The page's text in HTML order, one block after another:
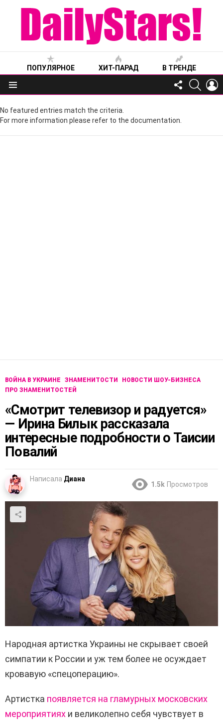
ПОПУЛЯРНОЕ ХИТ-ПАРАД В ТРЕНДЕ
Меню
FOLLOW
US
No featured entries match the criteria.
For more information please refer to the documentation.
ВОЙНА В УКРАИНЕ ЗНАМЕНИТОСТИ
НОВОСТИ ШОУ-БИЗНЕСА
ПРО ЗНАМЕНИТОСТЕЙ
«Смотрит телевизор и радуется»
— Ирина Билык рассказала
интересные подробности о Таисии
Повалий
Написала Диана
1.5k Просмотров
Народная артистка Украины не скрывает своей
симпатии к России и уж тем более не осуждает
кровавую «спецоперацию».
Артистка появляется на гламурных московских
мероприятиях и великолепно себя чувствует в